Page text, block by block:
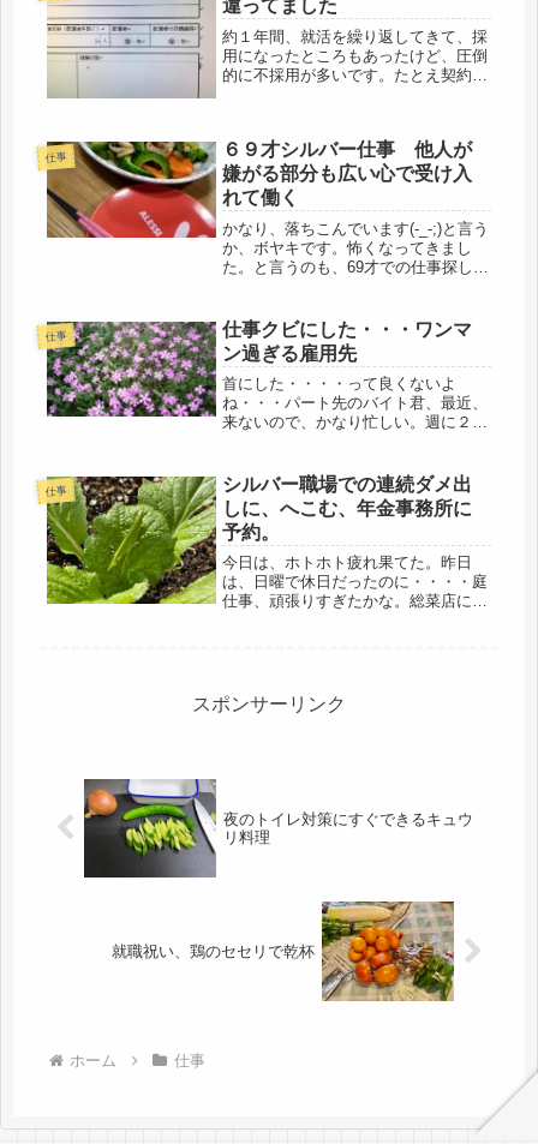
違ってました
約１年間、就活を繰り返してきて、採
用になったところもあったけど、圧倒
的に不採用が多いです。たとえ契約社
で、自分の年齢を棚に上げて、そりゃ
落ちる...
仕事
６９才シルバー仕事 他人が
嫌がる部分も広い心で受け入
れて働く
かなり、落ちこんでいます(-_-;)と言う
か、ボヤキです。怖くなってきまし
た。と言うのも、69才での仕事探し、
業務員という立場になるという事を、
まず、頭に叩き込まないといけ...
仕事
仕事クビにした・・・ワンマ
ン過ぎる雇用先
首にした・・・・って良くないよ
ね・・・パート先のバイト君、最近、
来ないので、かなり忙しい。週に２度
大助かりだった。「最近、バイト君、
来ないですね」とボスに言うと、「首
にした...
仕事
シルバー職場での連続ダメ出
しに、へこむ、年金事務所に
予約。
今日は、ホトホト疲れ果てた。昨日
は、日曜で休日だったのに・・・・庭
仕事、頑張りすぎたかな。総菜店に出
トを...
スポンサーリンク
夜のトイレ対策にすぐできるキュウ
リ料理
就職祝い、鶏のセセリで乾杯
ホーム 仕事